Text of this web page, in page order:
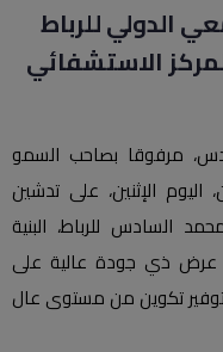
الدولي للرباط
الاستشفائي
مرفوقا بصاحب السمو
الإثنين، على تدشين
السادس للرباط، البنية
عرض ذي جودة عالية على
تكوين من مستوى عال